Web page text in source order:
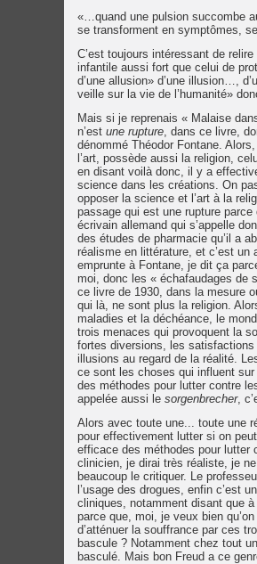
«…quand une pulsion succombe
se transforment en symptômes,
C’est toujours intéressant de
infantile aussi fort que celui de
d’une allusion» d’une illusion…,
veille sur la vie de l’humanité»
Mais si je reprenais « Malaise
n’est une rupture, dans ce livre,
dénommé Théodor Fontane.
l’art, possède aussi la religion,
en disant voilà donc, il y a
science dans les créations. On
opposer la science et l’art à la
passage qui est une rupture
écrivain allemand qui s’appelle
des études de pharmacie qu’il a
réalisme en littérature, et c’est
emprunte à Fontane, je dit ça
moi, donc les « échafaudages de
ce livre de 1930, dans la mesure
qui là, ne sont plus la religion.
maladies et la déchéance, le
trois menaces qui provoquent la
fortes diversions, les
illusions au regard de la réalité.
ce sont les choses qui influent
des méthodes pour lutter contre
appelée aussi le sorgenbrecher,
Alors avec toute une... toute une
pour effectivement lutter si on
efficace des méthodes pour lutter
clinicien, je dirai très réaliste, je
beaucoup le critiquer. Le
l’usage des drogues, enfin c’est
cliniques, notamment disant que
parce que, moi, je veux bien
d’atténuer la souffrance par ces
bascule ? Notamment chez tout
basculé. Mais bon Freud a ce